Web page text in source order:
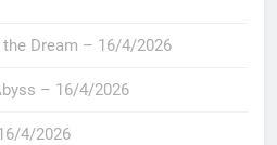
Dream – 16/4/2026
– 16/4/2026
4/2026